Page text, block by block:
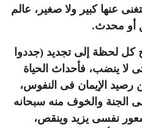
عنها كبير ولا صغير، عالم
أو محدث.
كل لحظة إلى تجديد (جددوا
لا ينضب، فأحداث الحياة
رصيد الإيمان فى النفوس،
الجنة والخوف منه سبحانه
نفسى يزيد وينقص،